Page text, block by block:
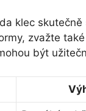
klec skutečně
zvažte
být